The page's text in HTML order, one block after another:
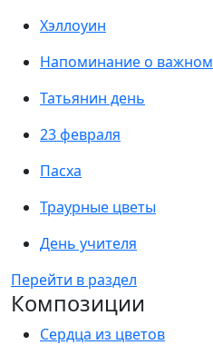
Хэллоуин
Напоминание о важном
Татьянин день
23 февраля
Пасха
Траурные цветы
День учителя
Перейти в раздел
Композиции
Сердца из цветов